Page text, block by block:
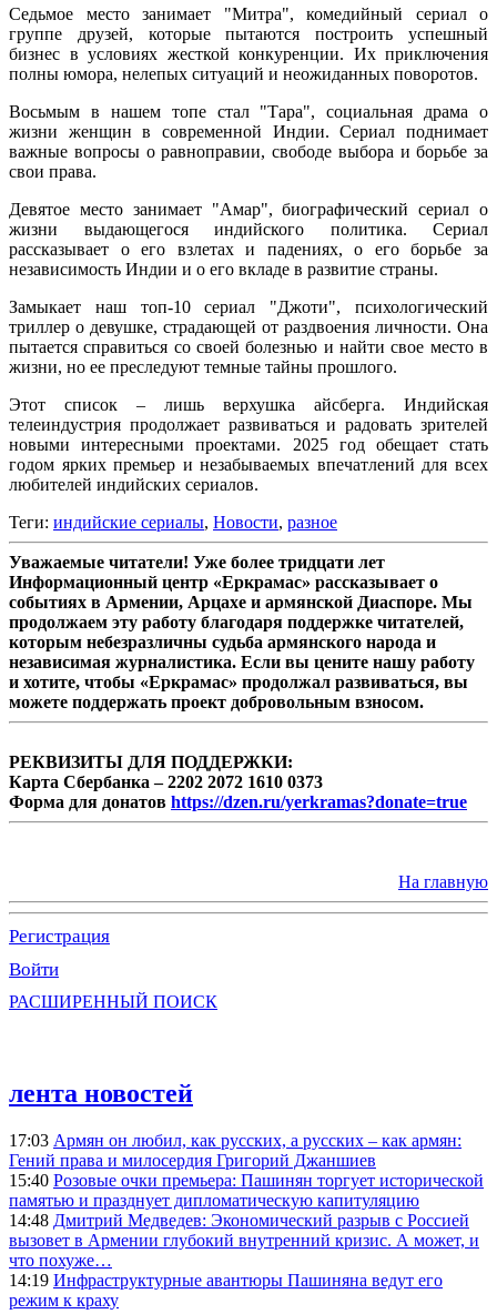
Седьмое место занимает "Митра", комедийный сериал о
группе друзей, которые пытаются построить успешный
бизнес в условиях жесткой конкуренции. Их приключения
полны юмора, нелепых ситуаций и неожиданных поворотов.
Восьмым в нашем топе стал "Тара", социальная драма о
жизни женщин в современной Индии. Сериал поднимает
важные вопросы о равноправии, свободе выбора и борьбе за
свои права.
Девятое место занимает "Амар", биографический сериал о
жизни выдающегося индийского политика. Сериал
рассказывает о его взлетах и падениях, о его борьбе за
независимость Индии и о его вкладе в развитие страны.
Замыкает наш топ-10 сериал "Джоти", психологический
триллер о девушке, страдающей от раздвоения личности. Она
пытается справиться со своей болезнью и найти свое место в
жизни, но ее преследуют темные тайны прошлого.
Этот список – лишь верхушка айсберга. Индийская
телеиндустрия продолжает развиваться и радовать зрителей
новыми интересными проектами. 2025 год обещает стать
годом ярких премьер и незабываемых впечатлений для всех
любителей индийских сериалов.
Теги: индийские сериалы, Новости, разное
Уважаемые читатели! Уже более тридцати лет
Информационный центр «Еркрамас» рассказывает о
событиях в Армении, Арцахе и армянской Диаспоре. Мы
продолжаем эту работу благодаря поддержке читателей,
которым небезразличны судьба армянского народа и
независимая журналистика. Если вы цените нашу работу
и хотите, чтобы «Еркрамас» продолжал развиваться, вы
можете поддержать проект добровольным взносом.
РЕКВИЗИТЫ ДЛЯ ПОДДЕРЖКИ:
Карта Сбербанка – 2202 2072 1610 0373
Форма для донатов https://dzen.ru/yerkramas?donate=true
На главную
Регистрация
Войти
РАСШИРЕННЫЙ ПОИСК
лента новостей
17:03 Армян он любил, как русских, а русских – как армян:
Гений права и милосердия Григорий Джаншиев
15:40 Розовые очки премьера: Пашинян торгует исторической
памятью и празднует дипломатическую капитуляцию
14:48 Дмитрий Медведев: Экономический разрыв с Россией
вызовет в Армении глубокий внутренний кризис. А может, и
что похуже…
14:19 Инфраструктурные авантюры Пашиняна ведут его
режим к краху